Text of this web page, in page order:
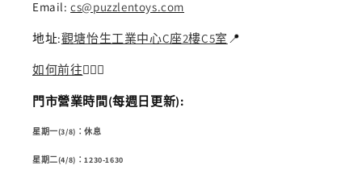
Email:cs@puzzlentoys.com
地址:觀塘怡生工業中心C座2樓C5室 📍
如何前往🏃🏻‍♂️
門市營業時間(每週日更新):
星期一(3/8)：休息
星期二(4/8)：1230-1630